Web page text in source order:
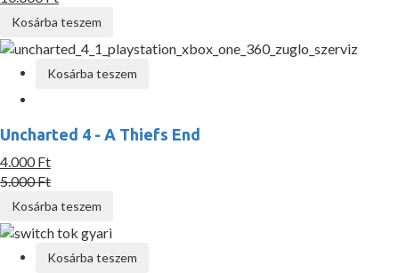
Kosárba teszem
Kosárba teszem
Uncharted 4 - A Thiefs End
4.000 Ft
5.000 Ft
Kosárba teszem
Kosárba teszem